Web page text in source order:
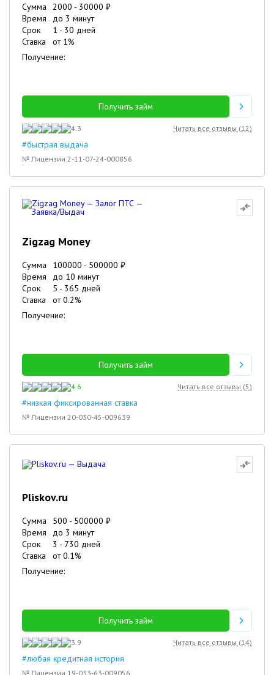
Сумма 2000 - 30000 ₽
Время
до 3 минут
Срок
1 - 30 дней
Ставка
от 1%
Получение:
Получить займ
4.3 Читать все отзывы (12)
#быстрая выдача
№ Лицензии 2-11-07-24-000856
Zigzag Money
Сумма 100000 - 500000 ₽
Время
до 10 минут
Срок
5 - 365 дней
Ставка
от0.2%
Получение:
Получить займ
4.6 Читать все отзывы (5)
#низкая фиксированная ставка
№ Лицензии 20-030-45-009639
Pliskov.ru
Сумма 500 - 500000 ₽
Время
до 3 минут
Срок
3 - 730 дней
Ставка
от0.1%
Получение:
Получить займ
3.9 Читать все отзывы (14)
#любая кредитная история
№ Лицензии 19-033-63-009056